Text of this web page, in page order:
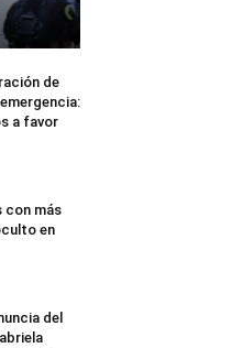
de
a favor
con más
en
del